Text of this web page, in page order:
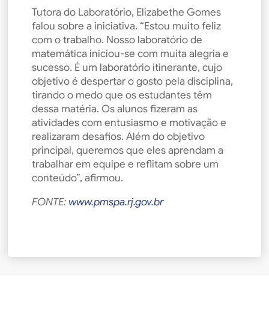
Tutora do Laboratório, Elizabethe Gomes
falou sobre a iniciativa. “Estou muito feliz
com o trabalho. Nosso laboratório de
matemática iniciou-se com muita alegria e
sucesso. É um laboratório itinerante, cujo
objetivo é despertar o gosto pela disciplina,
tirando o medo que os estudantes têm
dessa matéria. Os alunos fizeram as
atividades com entusiasmo e motivação e
realizaram desafios. Além do objetivo
principal, queremos que eles aprendam a
trabalhar em equipe e reflitam sobre um
conteúdo”, afirmou.
FONTE: www.pmspa.rj.gov.br